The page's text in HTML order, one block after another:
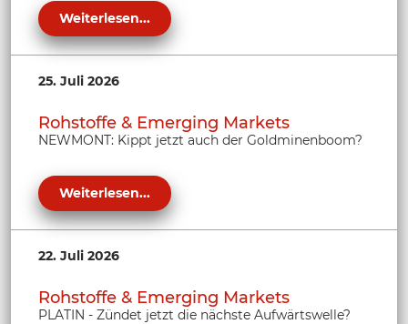
Weiterlesen...
25. Juli 2026
Rohstoffe & Emerging Markets
NEWMONT: Kippt jetzt auch der Goldminenboom?
Weiterlesen...
22. Juli 2026
Rohstoffe & Emerging Markets
PLATIN - Zündet jetzt die nächste Aufwärtswelle?